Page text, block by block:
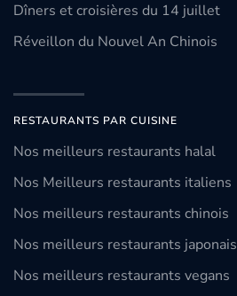
Dîners et croisières du 14 juillet
Réveillon du Nouvel An Chinois
RESTAURANTS PAR CUISINE
Nos meilleurs restaurants halal
Nos Meilleurs restaurants italiens
Nos meilleurs restaurants chinois
Nos meilleurs restaurants japonais
Nos meilleurs restaurants vegans